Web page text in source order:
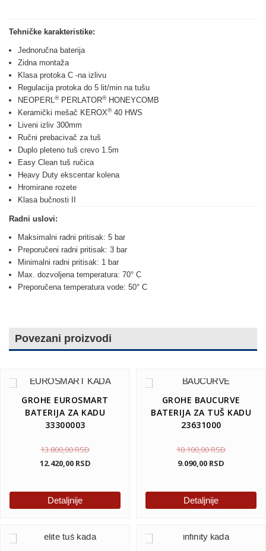
Tehničke karakteristike:
Jednoručna baterija
Zidna montaža
Klasa protoka C -na izlivu
Regulacija protoka do 5 lit/min na tušu
NEOPERL®PERLATOR®HONEYCOMB
Keramički mešač KEROX®40 HWS
Liveni izliv 300mm
Ručni prebacivač za tuš
Duplo pleteno tuš crevo 1.5m
Easy Clean tuš ručica
Heavy Duty ekscentar kolena
Hromirane rozete
Klasa bučnosti II
Radni uslovi:
Maksimalni radni pritisak: 5 bar
Preporučeni radni pritisak: 3 bar
Minimalni radni pritisak: 1 bar
Max. dozvoljena temperatura: 70° C
Preporučena temperatura vode: 50° C
Povezani proizvodi
GROHE EUROSMART
BATERIJA ZA KADU
33300003
13.800,00RSD
12.420,00 RSD
Detaljnije
GROHE BAUCURVE
BATERIJA ZA TUŠ KADU
23631000
10.100,00RSD
9.090,00 RSD
Detaljnije